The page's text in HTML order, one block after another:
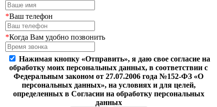
*Ваш телефон
*Когда Вам удобно позвонить
Нажимая кнопку «Отправить», я даю свое согласие на
обработку моих персональных данных, в соответствии с
Федеральным законом от 27.07.2006 года №152-ФЗ «О
персональных данных», на условиях и для целей,
определенных в Согласии на обработку персональных
данных